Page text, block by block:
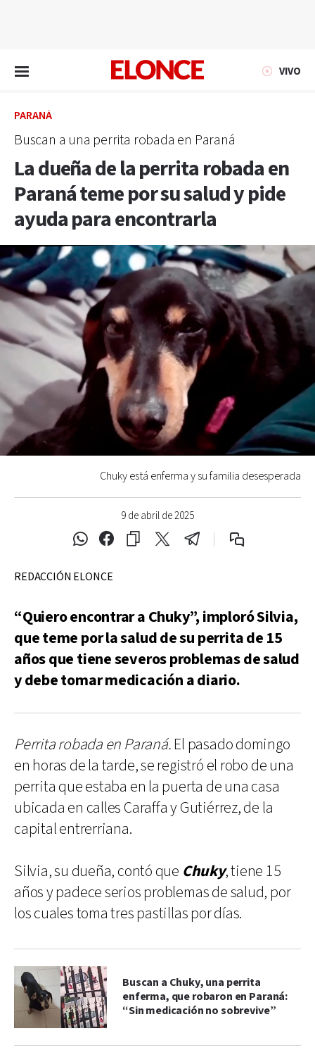
VIVO
PARANÁ
Buscan a una perrita robada en Paraná
La dueña de la perrita robada en
Paraná teme por su salud y pide
ayuda para encontrarla
9 de abril de 2025
Chuky está enferma y su familia desesperada
REDACCIÓN ELONCE
“Quiero encontrar a Chuky”, imploró Silvia,
que teme por la salud de su perrita de 15
años que tiene severos problemas de salud
y debe tomar medicación a diario.
Perrita robada en Paraná.El pasado domingo
en horas de la tarde, se registró el robo de una
perrita que estaba en la puerta de una casa
ubicada en calles Caraffa y Gutiérrez, de la
capital entrerriana.
Silvia, su dueña, contó que Chuky, tiene 15
años y padece serios problemas de salud, por
los cuales toma tres pastillas por días.
Buscan a Chuky, una perrita
enferma, que robaron en Paraná:
“Sin medicación no sobrevive”